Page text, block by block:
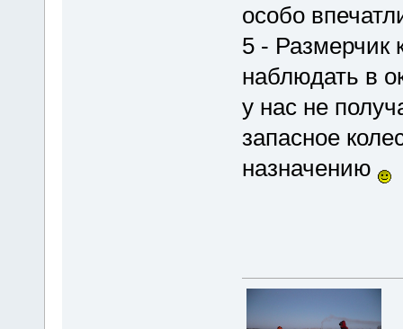
особо
5 - Размерчик
наблюдать в
у нас не
запасное
назначению